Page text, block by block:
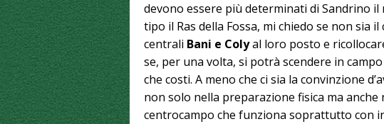
devono essere più determinati di Sandrino
tipo il Ras della Fossa, mi chiedo se non sia
centrali Bani e Colyal loro posto e
se, per una volta, si potrà scendere in
che costi. A meno che ci sia la convinzione
non solo nella preparazione fisica ma anche
centrocampo che funziona soprattutto con